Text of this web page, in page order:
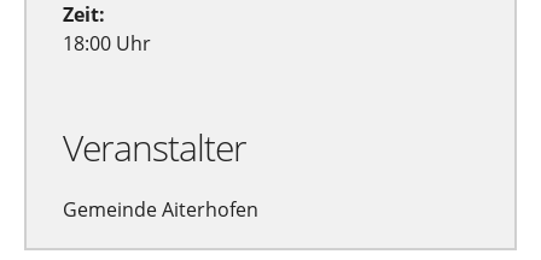
Zeit:
18:00 Uhr
Veranstalter
Gemeinde Aiterhofen